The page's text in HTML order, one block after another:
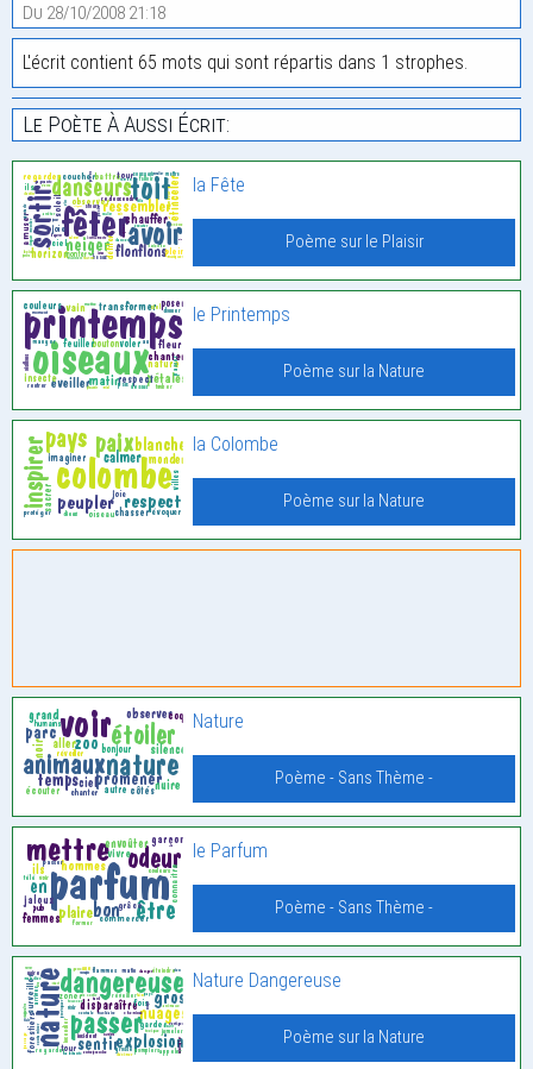
Du 28/10/2008 21:18
L'écrit contient 65 mots qui sont répartis dans 1 strophes.
Le Poète À Aussi Écrit:
la Fête
Poème sur le Plaisir
le Printemps
Poème sur la Nature
la Colombe
Poème sur la Nature
Nature
Poème - Sans Thème -
le Parfum
Poème - Sans Thème -
Nature Dangereuse
Poème sur la Nature